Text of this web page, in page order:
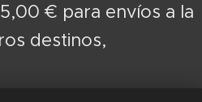
€ para envíos a la
destinos,